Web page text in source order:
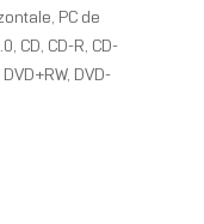
PC de
CD, CD-R, CD-
DVD+RW, DVD-